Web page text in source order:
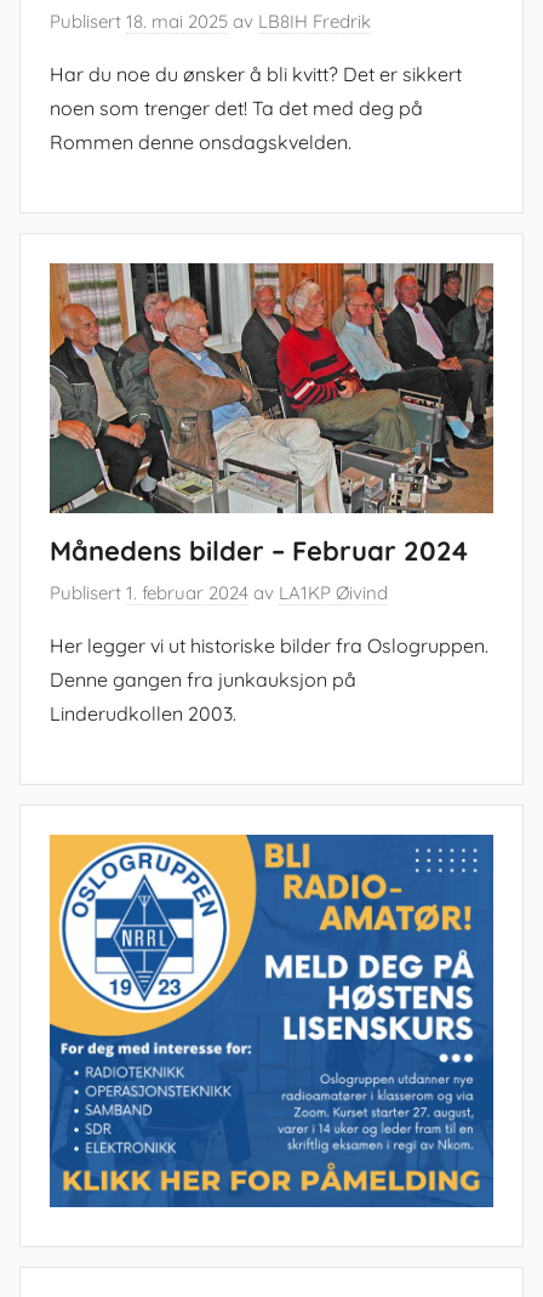
Publisert 18. mai 2025 av LB8IH Fredrik
Har du noe du ønsker å bli kvitt? Det er sikkert
noen som trenger det! Ta det med deg på
Rommen denne onsdagskvelden.
Månedens bilder – Februar 2024
Publisert 1. februar 2024 av LA1KP Øivind
Her legger vi ut historiske bilder fra Oslogruppen.
Denne gangen fra junkauksjon på
Linderudkollen 2003.